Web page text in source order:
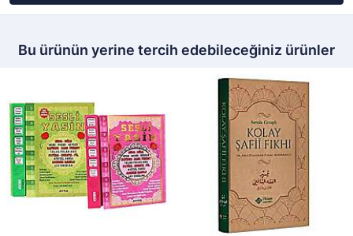
Bu ürünün yerine tercih edebileceğiniz ürünler